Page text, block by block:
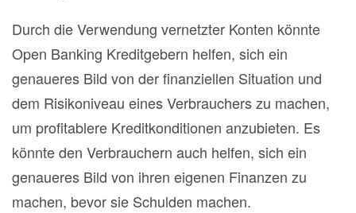
Durch die Verwendung vernetzter Konten könnte
Open Banking Kreditgebern helfen, sich ein
genaueres Bild von der finanziellen Situation und
dem Risikoniveau eines Verbrauchers zu machen,
um profitablere Kreditkonditionen anzubieten. Es
könnte den Verbrauchern auch helfen, sich ein
genaueres Bild von ihren eigenen Finanzen zu
machen, bevor sie Schulden machen.